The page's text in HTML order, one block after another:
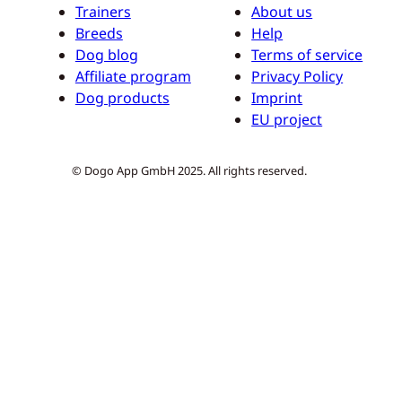
Trainers
Breeds
Dog blog
Affiliate program
Dog products
About us
Help
Terms of service
Privacy Policy
Imprint
EU project
© Dogo App GmbH 2025. All rights reserved.